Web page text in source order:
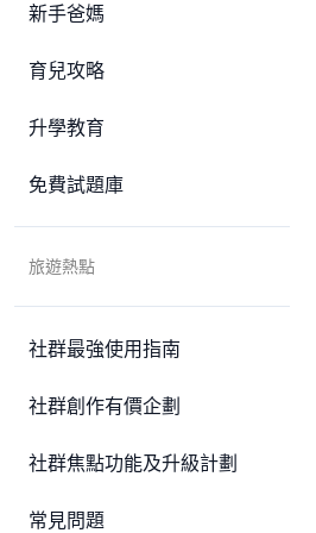
新手爸媽
育兒攻略
升學教育
免費試題庫
旅遊熱點
社群最強使用指南
社群創作有價企劃
社群焦點功能及升級計劃
常見問題